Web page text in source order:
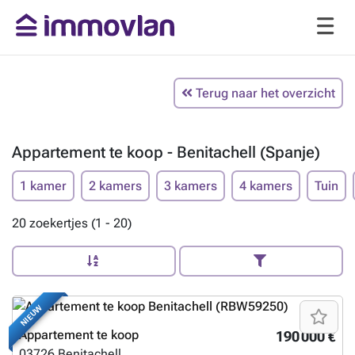
Terug naar het overzicht
Appartement te koop - Benitachell (Spanje)
1 kamer 2 kamers 3 kamers 4 kamers Tuin
20 zoekertjes (1 - 20)
NIEUW
190 000 €
Appartement te koop